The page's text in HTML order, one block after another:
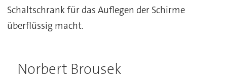
Schaltschrank für das Auflegen der Schirme
überflüssig macht.
Norbert Brousek